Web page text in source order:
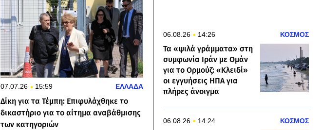
07.07.26 15:59 ΕΛΛΑΔΑ
Δίκη για τα Τέμπη: Επιφυλάχθηκε το
δικαστήριο για το αίτημα αναβάθμισης
των κατηγοριών
06.08.26 14:26 ΚΟΣΜΟΣ
Τα «ψιλά γράμματα» στη
συμφωνία Ιράν με Ομάν
για το Ορμούζ: «Κλειδί»
οι εγγυήσεις ΗΠΑ για
πλήρες άνοιγμα
06.08.26 14:24 ΚΟΣΜΟΣ